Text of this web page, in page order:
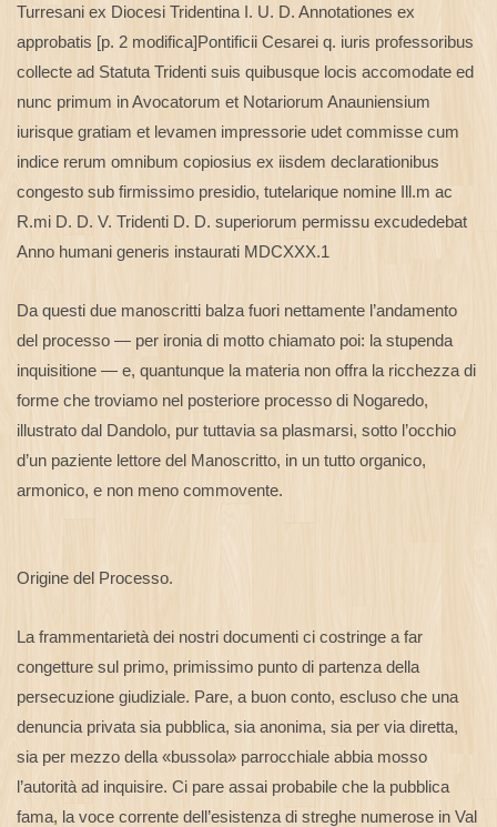
Turresani ex Diocesi Tridentina I. U. D. Annotationes ex
approbatis [p. 2 modifica]Pontificii Cesarei q. iuris professoribus
collecte ad Statuta Tridenti suis quibusque locis accomodate ed
nunc primum in Avocatorum et Notariorum Anauniensium
iurisque gratiam et levamen impressorie udet commisse cum
indice rerum omnibum copiosius ex iisdem declarationibus
congesto sub firmissimo presidio, tutelarique nomine Ill.m ac
R.mi D. D. V. Tridenti D. D. superiorum permissu excudedebat
Anno humani generis instaurati MDCXXX.1
Da questi due manoscritti balza fuori nettamente l’andamento
del processo — per ironia di motto chiamato poi: la stupenda
inquisitione — e, quantunque la materia non offra la ricchezza di
forme che troviamo nel posteriore processo di Nogaredo,
illustrato dal Dandolo, pur tuttavia sa plasmarsi, sotto l’occhio
d’un paziente lettore del Manoscritto, in un tutto organico,
armonico, e non meno commovente.
Origine del Processo.
La frammentarietà dei nostri documenti ci costringe a far
congetture sul primo, primissimo punto di partenza della
persecuzione giudiziale. Pare, a buon conto, escluso che una
denuncia privata sia pubblica, sia anonima, sia per via diretta,
sia per mezzo della «bussola» parrocchiale abbia mosso
l’autorità ad inquisire. Ci pare assai probabile che la pubblica
fama, la voce corrente dell’esistenza di streghe numerose in Val